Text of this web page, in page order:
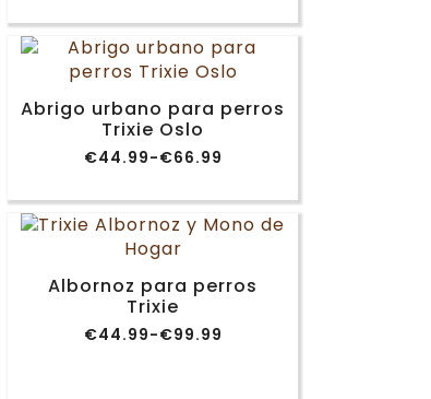
precios:
desde
€30.99
hasta
Abrigo urbano para perros
Trixie Oslo
€44.99-€66.99
Rango
precios:
desde
€44.99
hasta
Albornoz para perros
Trixie
€44.99-€99.99
Rango